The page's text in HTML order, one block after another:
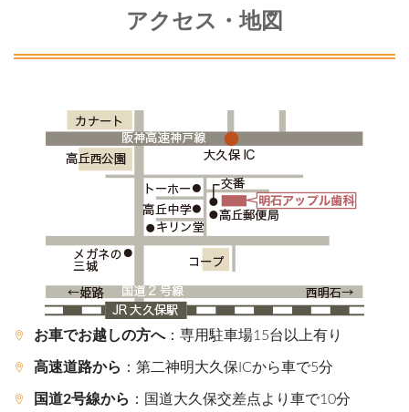
アクセス・地図
お車でお越しの方へ：専用駐車場15台以上有り
高速道路から ：第二神明大久保ICから車で5分
国道2号線から ：国道大久保交差点より車で10分